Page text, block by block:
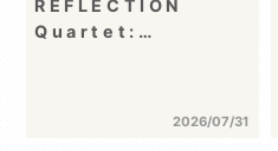
REFLECTION
Quartet:…
2026/07/31